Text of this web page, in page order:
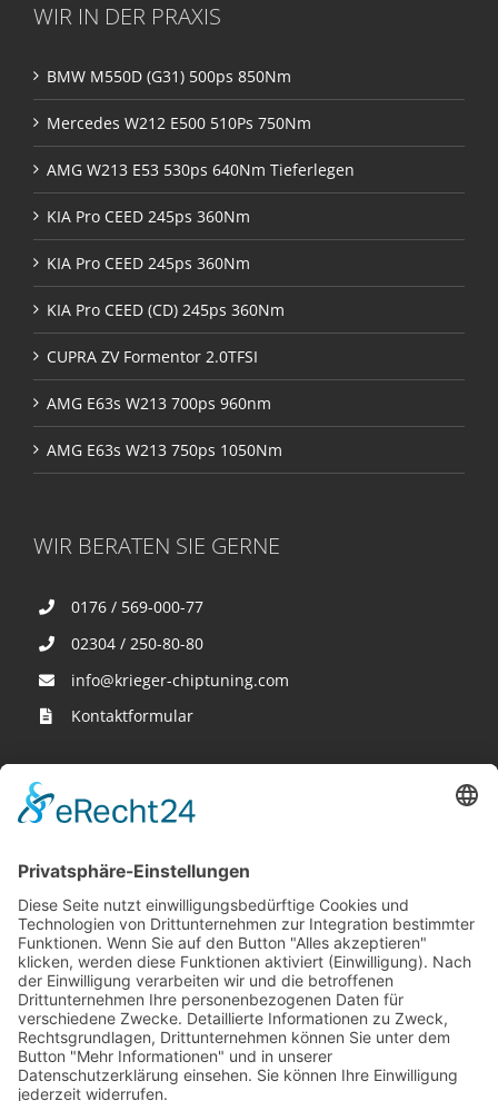
WIR IN DER PRAXIS
BMW M550D (G31) 500ps 850Nm
Mercedes W212 E500 510Ps 750Nm
AMG W213 E53 530ps 640Nm Tieferlegen
KIA Pro CEED 245ps 360Nm
KIA Pro CEED 245ps 360Nm
KIA Pro CEED (CD) 245ps 360Nm
CUPRA ZV Formentor 2.0TFSI
AMG E63s W213 700ps 960nm
AMG E63s W213 750ps 1050Nm
WIR BERATEN SIE GERNE
0176 / 569-000-77
02304 / 250-80-80
info@krieger-chiptuning.com
Kontaktformular
Wir sind hier
Krieger-Performance
Binnerheide 10
58239 Schwerte
Öffnungszeiten
MO - FR 10:00 Uhr – 18:00 Uhr
SA - 10:00 Uhr – 13:00 Uhr